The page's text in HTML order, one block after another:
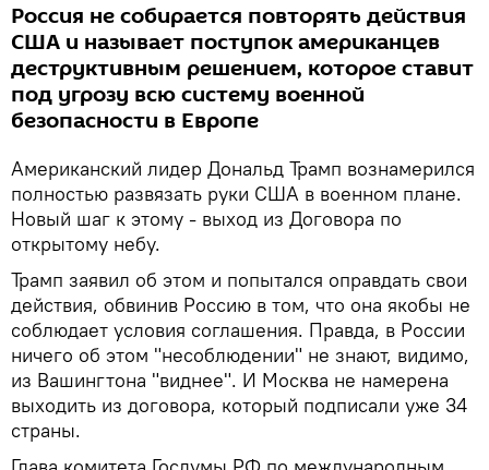
Россия не собирается повторять действия
США и называет поступок американцев
деструктивным решением, которое ставит
под угрозу всю систему военной
безопасности в Европе
Американский лидер Дональд Трамп вознамерился
полностью развязать руки США в военном плане.
Новый шаг к этому - выход из Договора по
открытому небу.
Трамп заявил об этом и попытался оправдать свои
действия, обвинив Россию в том, что она якобы не
соблюдает условия соглашения. Правда, в России
ничего об этом "несоблюдении" не знают, видимо,
из Вашингтона "виднее". И Москва не намерена
выходить из договора, который подписали уже 34
страны.